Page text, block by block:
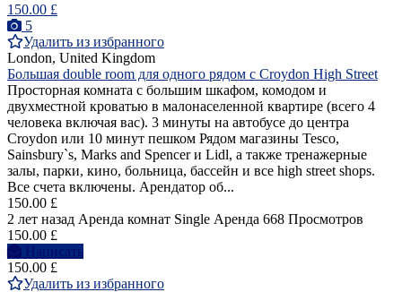
150.00 £
5
Удалить из избранного
London, United Kingdom
Большая double room для одного рядом с Croydon High Street
Просторная комната с большим шкафом, комодом и
двухместной кроватью в малонаселенной квартире (всего 4
человека включая вас). 3 минуты на автобусе до центра
Croydon или 10 минут пешком Рядом магазины Tesco,
Sainsbury`s, Marks and Spencer и Lidl, а также тренажерные
залы, парки, кино, больница, бассейн и все high street shops.
Все счета включены. Арендатор об...
150.00 £
2 лет назад Аренда комнат Single Аренда 668 Просмотров
150.00 £
Написать
150.00 £
Удалить из избранного